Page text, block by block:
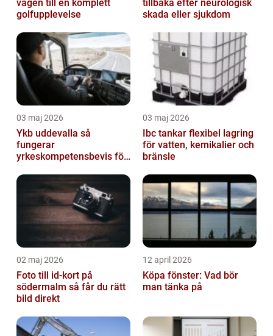
vägen till en komplett
golfupplevelse
tillbaka efter neurologisk
skada eller sjukdom
03 maj 2026
Ykb uddevalla så
fungerar
yrkeskompetensbevis för
03 maj 2026
Ibc tankar flexibel lagring
för vatten, kemikalier och
bränsle
02 maj 2026
Foto till id-kort på
södermalm så får du rätt
bild direkt
12 april 2026
Köpa fönster: Vad bör
man tänka på